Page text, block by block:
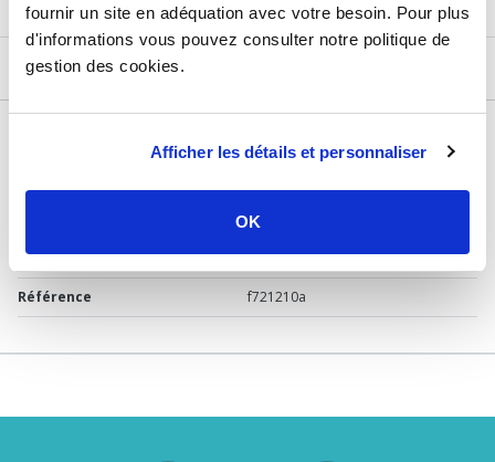
fournir un site en adéquation avec votre besoin. Pour plus
d'informations vous pouvez consulter notre politique de
gestion des cookies.
Afficher les détails et personnaliser
OK
DESCRIPTIF
Hansgrohe
Garantie 2 ans
Référence f721210a